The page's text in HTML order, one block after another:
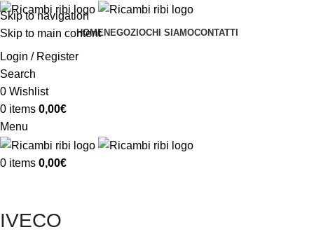
Skip to navigation
Skip to main content
HOMENEGOZIOCHI SIAMOCONTATTI
Login / Register
Search
0 Wishlist
0 items 0,00€
Menu
0 items 0,00€
IVECO